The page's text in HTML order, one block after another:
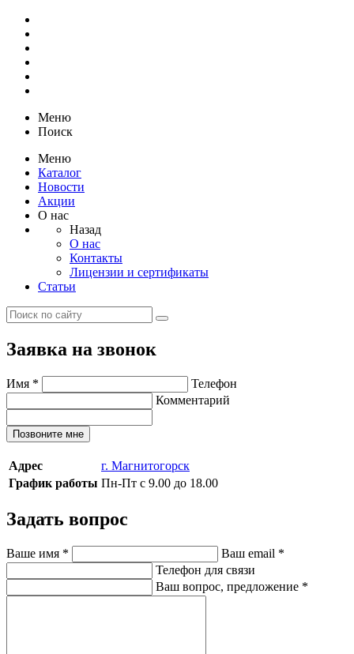
Меню
Поиск
Меню
Каталог
Новости
Акции
О нас
Назад
О нас
Контакты
Лицензии и сертификаты
Статьи
Заявка на звонок
Имя *
Телефон
Комментарий
Позвоните мне
Адрес
г. Магнитогорск
График работы Пн-Пт с 9.00 до 18.00
Задать вопрос
Ваше имя * Ваш email *
Телефон для связи
Ваш вопрос, предложение *